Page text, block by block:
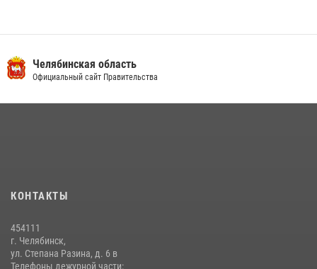
13 июля 2026, 03:02 5
08 июля 2026, 12:05
Челябинская область
Официальный сайт Правительства
КОНТАКТЫ
454111
г. Челябинск,
ул. Степана Разина, д. 6 в
Телефоны дежурной части: